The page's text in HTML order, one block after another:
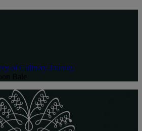
of Culinary Journey